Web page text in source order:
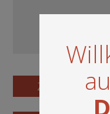
Zum Digitalisat